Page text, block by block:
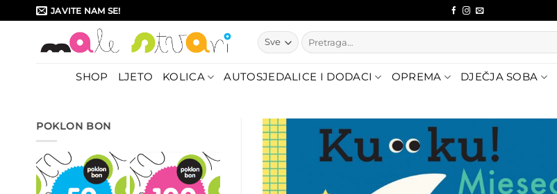
to
JAVITE NAM SE!
Pretraži:
SHOP LJETO KOLICA AUTOSJEDALICE I DODACI OPREMA DJEČJA SOBA
POKLON BON
na listu
želja